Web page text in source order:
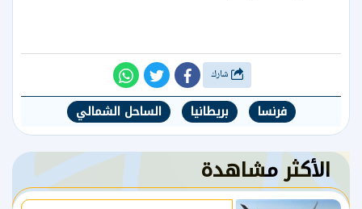
فرنسا بريطانيا الساحل الشمالي
الأكثر مشاهدة